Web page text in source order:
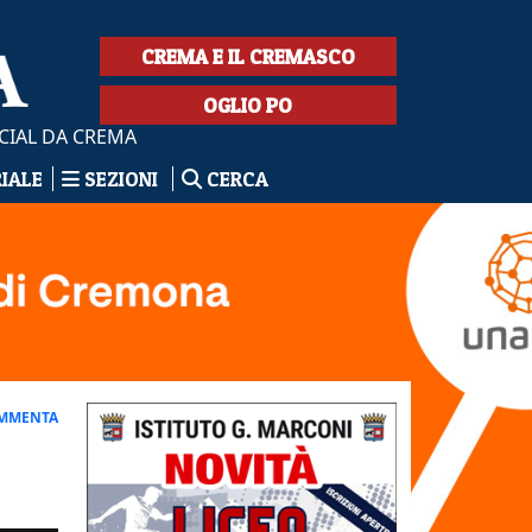
DA CREMA
CREMA E IL CREMASCO
OGLIO PO
SEZIONI CERCA